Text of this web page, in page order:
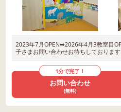
2023年7月OPEN➡2026年4月3教室目
子さまお問い合わせお待ちしております
1分で完了！
お問い合わせ
(無料)